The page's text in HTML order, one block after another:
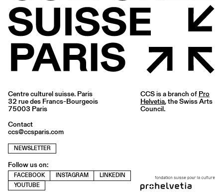
Centre culturel suisse. Paris
32 rue des Francs-Bourgeois
75003 Paris
Contact
ccs@ccsparis.com
NEWSLETTER
Follow us on:
FACEBOOK INSTAGRAM
LINKEDIN
YOUTUBE
CCS is a branch of Pro
Helvetia, the Swiss Arts
Council.